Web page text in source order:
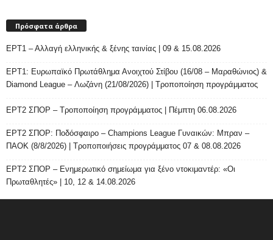
Πρόσφατα άρθρα
ΕΡΤ1 – Αλλαγή ελληνικής & ξένης ταινίας | 09 & 15.08.2026
ΕΡΤ1: Ευρωπαϊκό Πρωτάθλημα Ανοιχτού Στίβου (16/08 – Μαραθώνιος) &
Diamond League – Λωζάνη (21/08/2026) | Τροποποίηση προγράμματος
ΕΡΤ2 ΣΠΟΡ – Τροποποίηση προγράμματος | Πέμπτη 06.08.2026
ΕΡΤ2 ΣΠΟΡ: Ποδόσφαιρο – Champions League Γυναικών: Μπραν –
ΠΑΟΚ (8/8/2026) | Τροποποιήσεις προγράμματος 07 & 08.08.2026
ΕΡΤ2 ΣΠΟΡ – Ενημερωτικό σημείωμα για ξένο ντοκιμαντέρ: «Οι
Πρωταθλητές» | 10, 12 & 14.08.2026